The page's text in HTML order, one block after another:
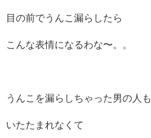
目の前でうんこ漏らしたら
こんな表情になるわな〜。。
うんこを漏らしちゃった男の人も
いたたまれなくて